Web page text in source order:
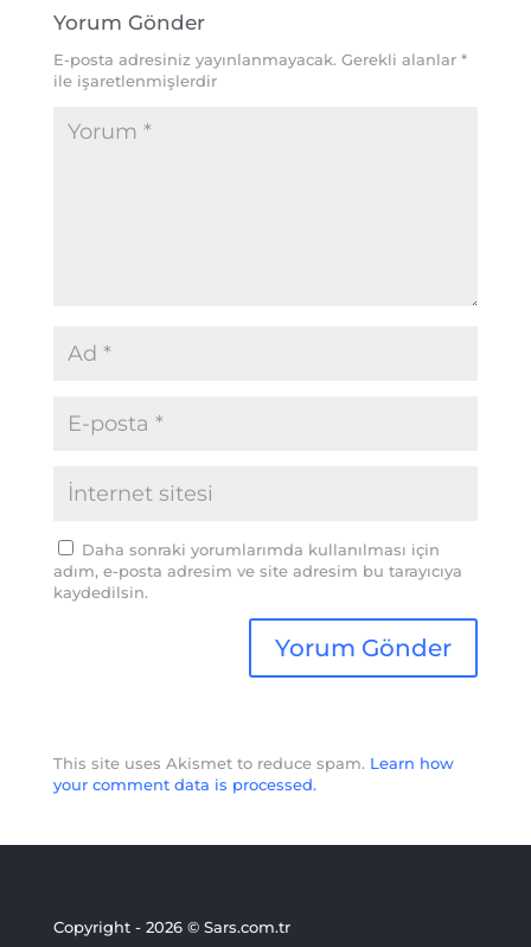
Yorum Gönder
E-posta adresiniz yayınlanmayacak. Gerekli alanlar *
ile işaretlenmişlerdir
Daha sonraki yorumlarımda kullanılması için
adım, e-posta adresim ve site adresim bu tarayıcıya
kaydedilsin.
This site uses Akismet to reduce spam. Learn how
your comment data is processed.
Copyright - 2026 © Sars.com.tr